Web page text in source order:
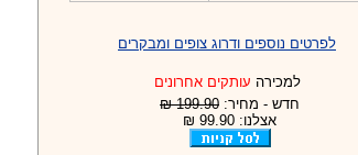
לפרטים נוספים ודרוג צופים ומבקרים
למכירה עותקים אחרונים
חדש - מחיר: 199.90 ₪
אצלנו: 99.90 ₪